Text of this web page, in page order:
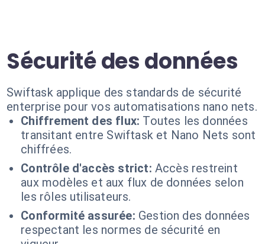
Sécurité des données
Swiftask applique des standards de sécurité
enterprise pour vos automatisations nano nets.
Chiffrement des flux: Toutes les données
transitant entre Swiftask et Nano Nets sont
chiffrées.
Contrôle d'accès strict: Accès restreint
aux modèles et aux flux de données selon
les rôles utilisateurs.
Conformité assurée: Gestion des données
respectant les normes de sécurité en